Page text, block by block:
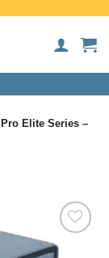
Elite Series –